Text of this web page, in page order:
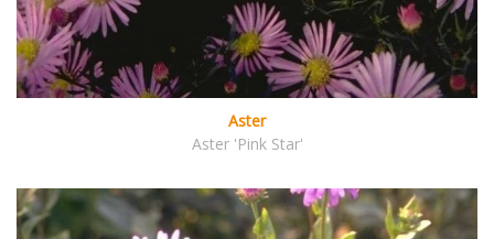
Aster
Aster 'Pink Star'